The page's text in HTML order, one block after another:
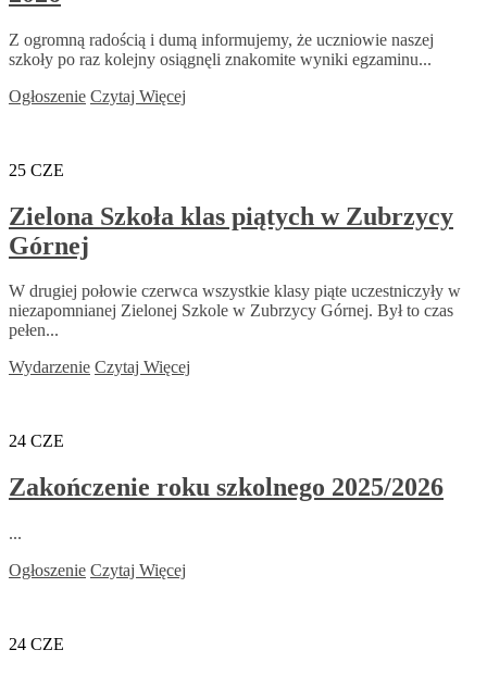
Z ogromną radością i dumą informujemy, że uczniowie naszej
szkoły po raz kolejny osiągnęli znakomite wyniki egzaminu...
Ogłoszenie Czytaj Więcej
25 CZE
Zielona Szkoła klas piątych w Zubrzycy
Górnej
W drugiej połowie czerwca wszystkie klasy piąte uczestniczyły w
niezapomnianej Zielonej Szkole w Zubrzycy Górnej. Był to czas
pełen...
Wydarzenie Czytaj Więcej
24 CZE
Zakończenie roku szkolnego 2025/2026
...
Ogłoszenie Czytaj Więcej
24 CZE